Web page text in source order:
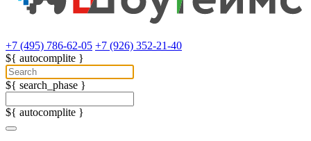
+7 (495) 786-62-05 +7 (926) 352-21-40
${ autocomplite }
${ search_phase }
${ autocomplite }